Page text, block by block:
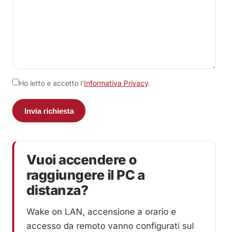
Ho letto e accetto l'Informativa Privacy.
Invia richiesta
Vuoi accendere o
raggiungere il PC a
distanza?
Wake on LAN, accensione a orario e
accesso da remoto vanno configurati sul